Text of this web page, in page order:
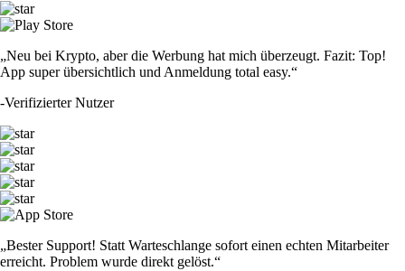
„Neu bei Krypto, aber die Werbung hat mich überzeugt. Fazit: Top!
App super übersichtlich und Anmeldung total easy.“
-Verifizierter Nutzer
„Bester Support! Statt Warteschlange sofort einen echten Mitarbeiter
erreicht. Problem wurde direkt gelöst.“